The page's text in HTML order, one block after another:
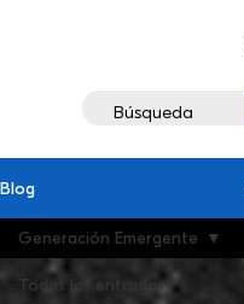
Blog
Todas las entradas
Generación Emergente